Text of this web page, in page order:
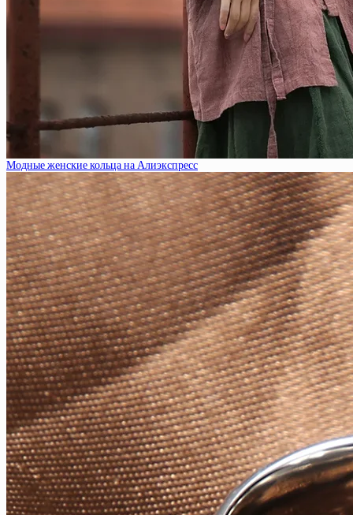
Модные женские кольца на Алиэкспресс